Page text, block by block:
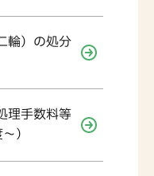
輪）の処分
理手数料等
）